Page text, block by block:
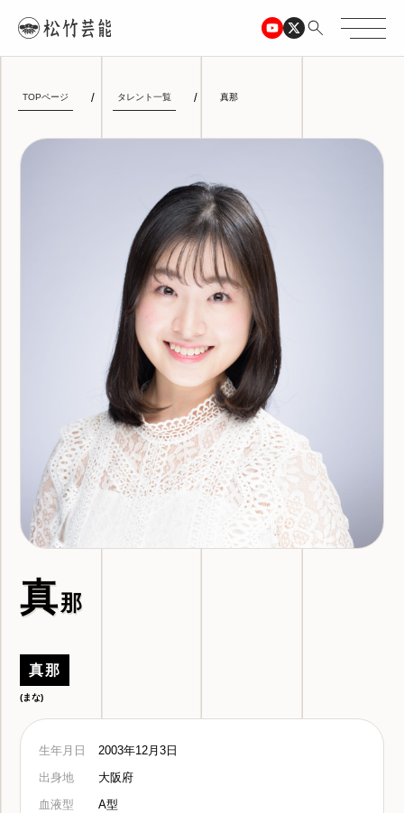
TOPページ タレント一覧 真那
真那
真那
(まな)
生年月日
2003年12月3日
出身地
大阪府
血液型
A型